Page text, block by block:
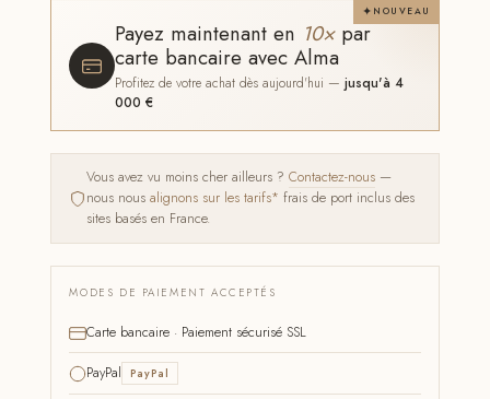
NOUVEAU
Payez maintenant en 10×par
carte bancaire avec Alma
Profitez de votre achat dès aujourd'hui —jusqu'à 4
000 €
Vous avez vu moins cher ailleurs ?Contactez-nous —
nous nousalignons sur les tarifs* frais de port inclus des
sites basés en France.
MODES DE PAIEMENT ACCEPTÉS
Carte bancaire · Paiement sécurisé SSL
PayPal PayPal